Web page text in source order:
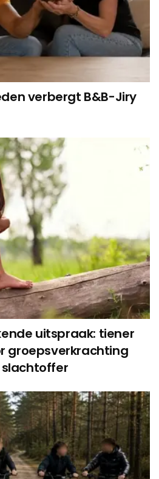
verbergt B&B-Jiry
uitspraak: tiener
groepsverkrachting